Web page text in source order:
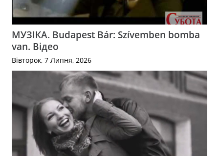
МУЗІКА. Budapest Bár: Szívemben bomba
van. Відео
Вівторок, 7 Липня, 2026